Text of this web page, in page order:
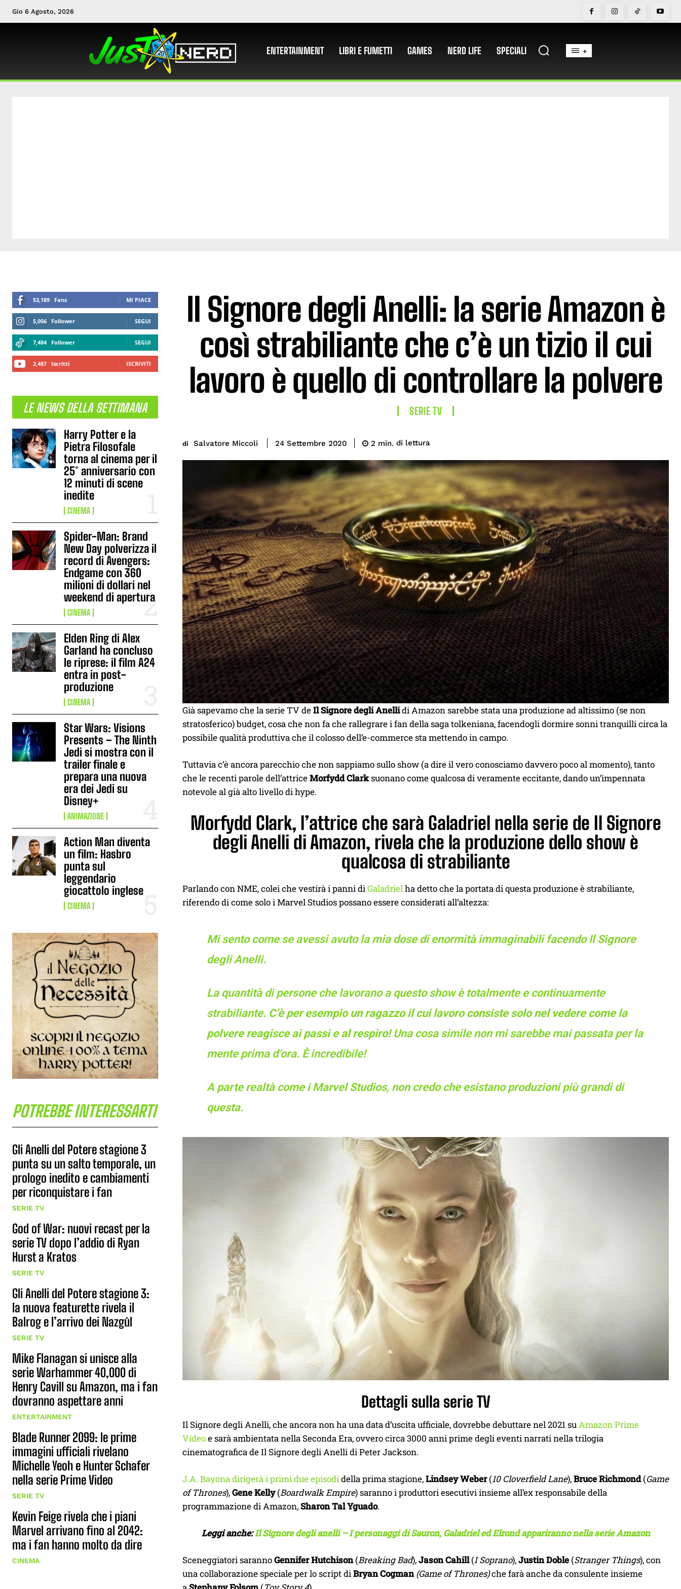
Gio 6 Agosto, 2026
ENTERTAINMENT LIBRI E FUMETTI GAMES NERD LIFE SPECIALI +
53,189 Fans MI PIACE
5,056 Follower SEGUI
7,484 Follower SEGUI
2,487 Iscritti ISCRIVITI
LE NEWS DELLA SETTIMANA
Harry Potter e la
Pietra Filosofale
torna al cinema per il
25° anniversario con
12 minuti di scene
inedite
CINEMA
Spider-Man: Brand
New Day polverizza il
record di Avengers:
Endgame con 360
milioni di dollari nel
weekend di apertura
CINEMA
Elden Ring di Alex
Garland ha concluso
le riprese: il film A24
entra in post-
produzione
CINEMA
Star Wars: Visions
Presents – The Ninth
Jedi si mostra con il
trailer finale e
prepara una nuova
era dei Jedi su
Disney+
ANIMAZIONE
Action Man diventa
un film: Hasbro
punta sul
leggendario
giocattolo inglese
CINEMA
POTREBBE INTERESSARTI
Gli Anelli del Potere stagione 3
punta su un salto temporale, un
prologo inedito e cambiamenti
per riconquistare i fan
SERIE TV
God of War: nuovi recast per la
serie TV dopo l’addio di Ryan
Hurst a Kratos
SERIE TV
Gli Anelli del Potere stagione 3:
la nuova featurette rivela il
Balrog e l’arrivo dei Nazgûl
SERIE TV
Mike Flanagan si unisce alla
serie Warhammer 40,000 di
Henry Cavill su Amazon, ma i fan
dovranno aspettare anni
ENTERTAINMENT
Blade Runner 2099: le prime
immagini ufficiali rivelano
Michelle Yeoh e Hunter Schafer
nella serie Prime Video
SERIE TV
Kevin Feige rivela che i piani
Marvel arrivano fino al 2042:
ma i fan hanno molto da dire
CINEMA
Il Signore degli Anelli: la serie Amazon è
così strabiliante che c’è un tizio il cui
lavoro è quello di controllare la polvere
SERIE TV
di Salvatore Miccoli 24 Settembre 2020 2 min. di lettura
Già sapevamo che la serie TV deIl Signore degli Anellidi Amazon sarebbe stata una produzione ad altissimo (se non
stratosferico) budget, cosa che non fa che rallegrare i fan della saga tolkeniana, facendogli dormire sonni tranquilli circa la
possibile qualità produttiva che il colosso dell’e-commerce sta mettendo in campo.
Tuttavia c’è ancora parecchio che non sappiamo sullo show (a dire il vero conosciamo davvero poco al momento), tanto
che le recenti parole dell’attriceMorfydd Clarksuonano come qualcosa di veramente eccitante, dando un’impennata
notevole al già alto livello di hype.
Morfydd Clark, l’attrice che sarà Galadriel nella serie de Il Signore
degli Anelli di Amazon, rivela che la produzione dello show è
qualcosa di strabiliante
Parlando con NME, colei che vestirà i panni diGaladrielha detto che la portata di questa produzione è strabiliante,
riferendo di come solo i Marvel Studios possano essere considerati all’altezza:
Mi sento come se avessi avuto la mia dose di enormità immaginabili facendo Il Signore
degli Anelli.
La quantità di persone che lavorano a questo show è totalmente e continuamente
strabiliante. C’è per esempio un ragazzo il cui lavoro consiste solo nel vedere come la
polvere reagisce ai passi e al respiro!Una cosa simile non mi sarebbe mai passata per la
mente prima d’ora. È incredibile!
A parte realtà come i Marvel Studios, non credo che esistano produzioni più grandi di
questa.
Dettagli sulla serie TV
Il Signore degli Anelli, che ancora non ha una data d’uscita ufficiale, dovrebbe debuttare nel 2021 suAmazon Prime
Videoe sarà ambientata nella Seconda Era, ovvero circa 3000 anni prime degli eventi narrati nella trilogia
cinematografica de Il Signore degli Anelli di Peter Jackson.
J.A. Bayona dirigerà i primi due episodidella prima stagione,Lindsey Weber(10 Cloverfield Lane),Bruce Richmond(Game
of Thrones),Gene Kelly(Boardwalk Empire) saranno i produttori esecutivi insieme all’ex responsabile della
programmazione di Amazon,Sharon Tal Yguado.
Leggi anche:Il Signore degli anelli – I personaggi di Sauron, Galadriel ed Elrond appariranno nella serie Amazon
Sceneggiatori sarannoGennifer Hutchison(Breaking Bad),Jason Cahill(I Soprano),Justin Doble (Stranger Things), con
una collaborazione speciale per lo script diBryan Cogman (Game of Thrones)che farà anche da consulente insieme